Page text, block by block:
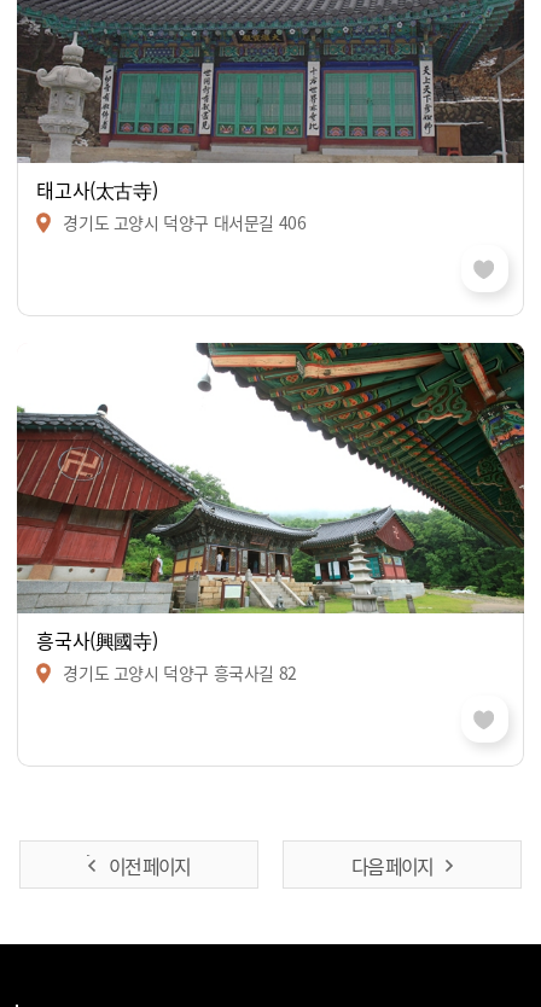
태고사(太古寺)
경기도 고양시 덕양구 대서문길 406
흥국사(興國寺)
경기도 고양시 덕양구 흥국사길 82
이전 페이지 다음 페이지